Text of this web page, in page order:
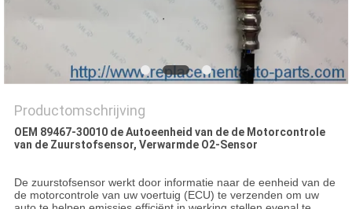
Productomschrijving
OEM 89467-30010 de Autoeenheid van de de Motorcontrole
van de Zuurstofsensor, Verwarmde O2-Sensor
De zuurstofsensor werkt door informatie naar de eenheid van de
de motorcontrole van uw voertuig (ECU) te verzenden om uw